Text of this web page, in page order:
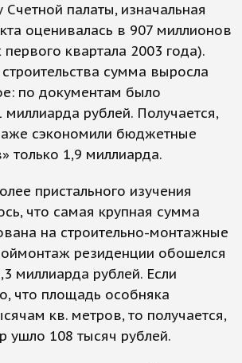
Счетной палаты, изначальная
оценивалась в 907 миллионов
квартала 2003 года).
сумма выросла
по документам было
миллиарда рублей. Получается,
сэкономили бюджетные
только 1,9 миллиарда.
пристального изучения
что самая крупная сумма
на строительно-монтажные
резиденции обошелся
миллиарда рублей. Если
что площадь особняка
кв. метров, то получается,
ушло 108 тысяч рублей.